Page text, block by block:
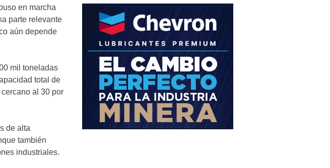
en marcha
parte relevante
aún depende
mil toneladas
total de
al 30 por
de alta
también
industriales.